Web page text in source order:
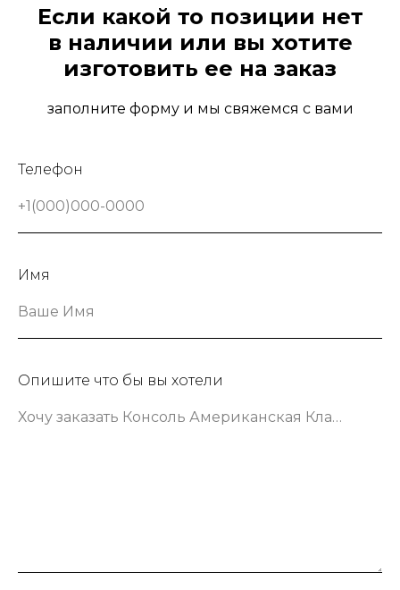
Если какой то позиции нет
в наличии или вы хотите
изготовить ее на заказ
заполните форму и мы свяжемся с вами
Телефон
+1(000)000-0000
Имя
Ваше Имя
Опишите что бы вы хотели
Хочу заказать Консоль Американская Классика шириной 133 сантиметра в зеленом цвете